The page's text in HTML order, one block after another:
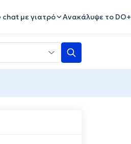
chat με γιατρό Ανακάλυψε το DO+